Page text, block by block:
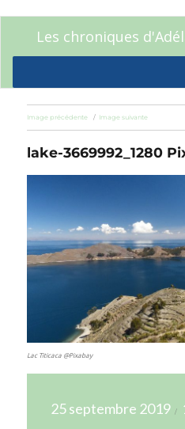
Les chroniques
Image précédente Image suivante
lake-3669992_1280
Lac Titicaca @Pixabay
le
25 septembre 2019